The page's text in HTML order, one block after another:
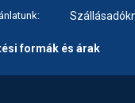
formák és árak